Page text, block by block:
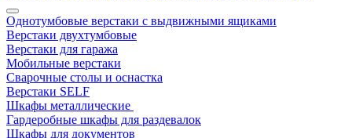
Однотумбовые верстаки с выдвижными ящиками
Верстаки двухтумбовые
Верстаки для гаража
Мобильные верстаки
Сварочные столы и оснастка
Верстаки SELF
Шкафы металлические
Гардеробные шкафы для раздевалок
Шкафы для документов